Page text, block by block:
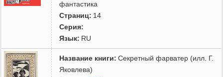
фантастика
Страниц: 14
Серия:
Язык: RU
Название книги: Секретный фарватер (илл. Г.
Яковлева)